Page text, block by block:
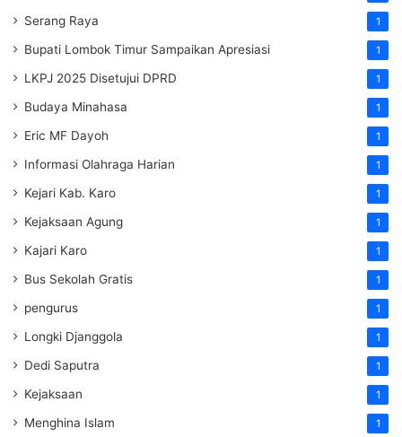
Serang Raya 1
Bupati Lombok Timur Sampaikan Apresiasi 1
LKPJ 2025 Disetujui DPRD 1
Budaya Minahasa 1
Eric MF Dayoh 1
Informasi Olahraga Harian 1
Kejari Kab. Karo 1
Kejaksaan Agung 1
Kajari Karo 1
Bus Sekolah Gratis 1
pengurus 1
Longki Djanggola 1
Dedi Saputra 1
Kejaksaan 1
Menghina Islam 1